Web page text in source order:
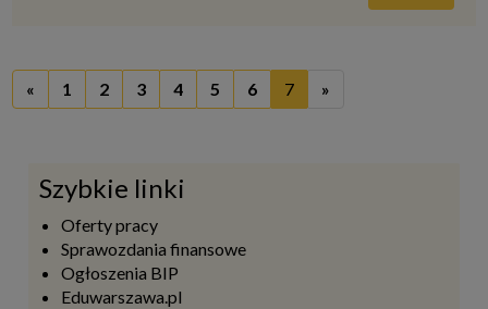
« 1 2 3 4 5 6 7 »
Szybkie linki
Oferty pracy
Sprawozdania finansowe
Ogłoszenia BIP
Eduwarszawa.pl